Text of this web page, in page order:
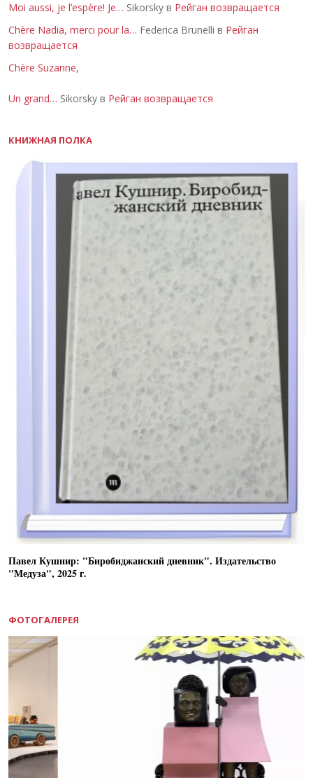
Moi aussi, je l’espère! Je… Sikorsky в Рейган возвращается
Chère Nadia, merci pour la… Federica Brunelli в Рейган
возвращается
Chère Suzanne,
Un grand… Sikorsky в Рейган возвращается
КНИЖНАЯ ПОЛКА
Павел Кушнир: "Биробиджанский дневник". Издательство
"Медуза", 2025 г.
ФОТОГАЛЕРЕЯ